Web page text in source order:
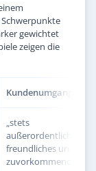
gewichtet
zeigen die
Kundenumgang
„stets
außerordentlich
freundliches und
zuvorkommendes